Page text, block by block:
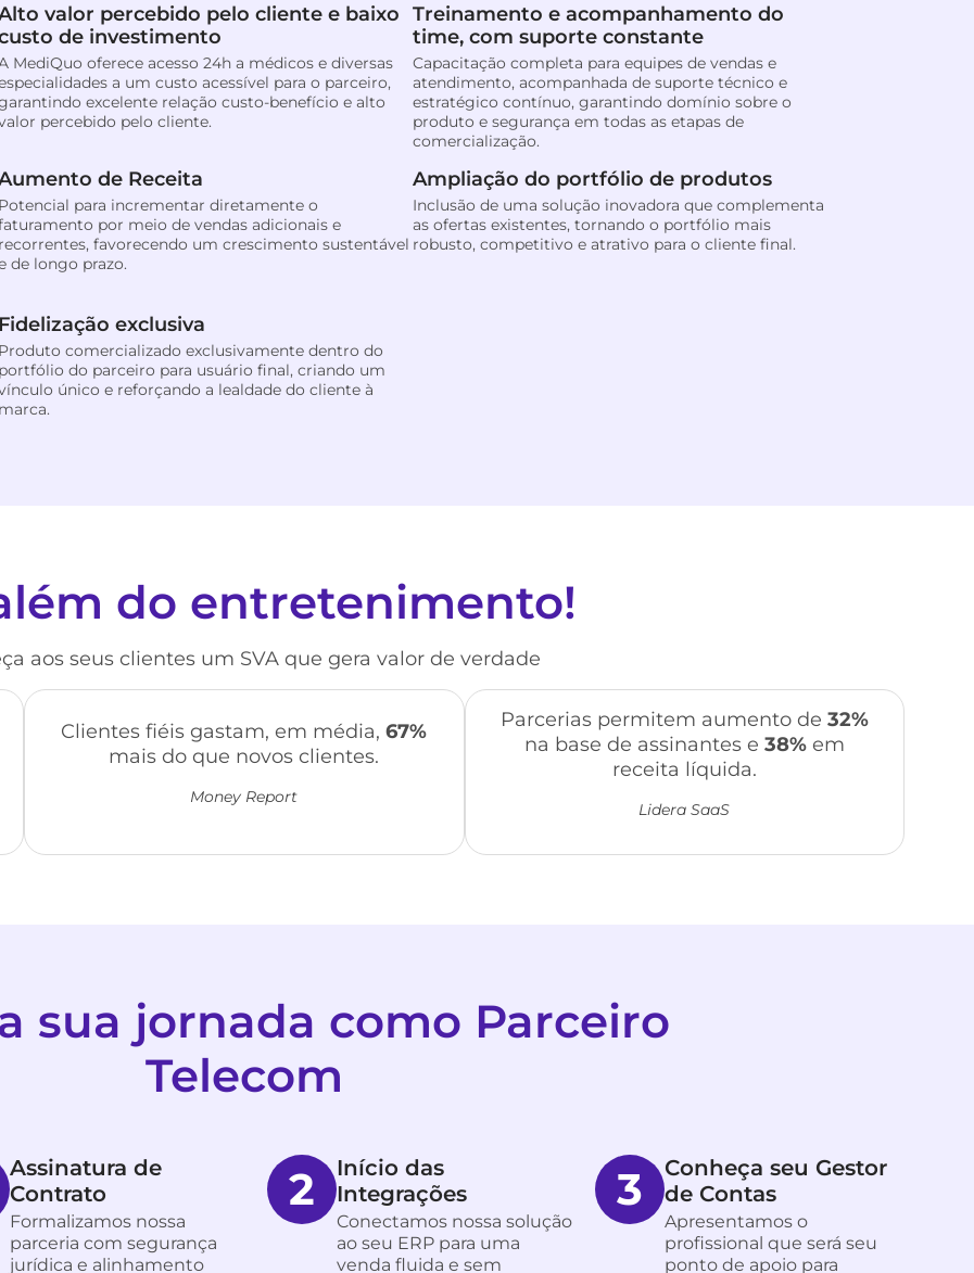
valor percebido pelo cliente e baixo
de investimento
MediQuo oferece acesso 24h a médicos e diversas
a um custo acessível para o parceiro,
excelente relação custo-benefício e alto
percebido pelo cliente.
Treinamento e acompanhamento do
time, com suporte constante
Capacitação completa para equipes de vendas e
atendimento, acompanhada de suporte técnico e
estratégico contínuo, garantindo domínio sobre o
produto e segurança em todas as etapas de
comercialização.
de Receita
Potencial para incrementar diretamente o
por meio de vendas adicionais e
recorrentes, favorecendo um crescimento sustentável
de longo prazo.
Ampliação do portfólio de produtos
Inclusão de uma solução inovadora que complementa
as ofertas existentes, tornando o portfólio mais
robusto, competitivo e atrativo para o cliente final.
Fidelização exclusiva
Produto comercializado exclusivamente dentro do
portfólio do parceiro para usuário final, criando um
único e reforçando a lealdade do cliente à
marca.
do entretenimento!
aos seus clientes um SVA que gera valor de verdade
Clientes fiéis gastam, em média,67%
mais do que novos clientes.
Money Report
Parcerias permitem aumento de 32%
na base de assinantes e 38%em
receita líquida.
Lidera SaaS
sua jornada como Parceiro
Telecom
Assinatura de
Contrato
Formalizamos nossa
parceria com segurança
jurídica e alinhamento
2
Início das
Integrações
Conectamos nossa solução
ao seu ERP para uma
venda fluida e sem
3
Conheça seu Gestor
de Contas
Apresentamos o
profissional que será seu
ponto de apoio para